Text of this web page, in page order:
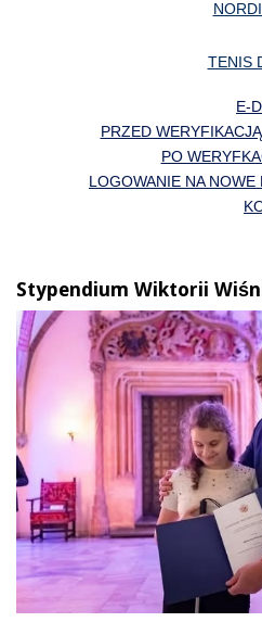
TENIS
E-
PRZED
PO
LOGOWANIE NA
Stypendium Wiktorii